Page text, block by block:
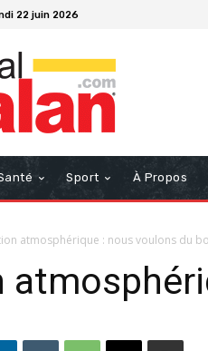
22 juin 2026
Sport À Propos
atmosphérique : nous voulons du